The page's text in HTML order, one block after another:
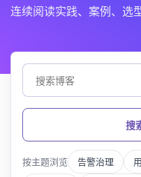
连续阅读实践、案例、选
搜
按主题浏览 告警治理